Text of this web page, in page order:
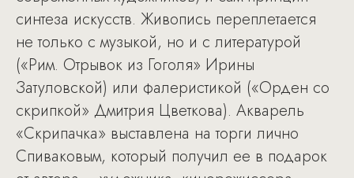
синтеза искусств. Живопись переплетается
не только с музыкой, но и с литературой
(«Рим. Отрывок из Гоголя» Ирины
Затуловской) или фалеристикой («Орден со
скрипкой» Дмитрия Цветкова). Акварель
«Скрипачка» выставлена на торги лично
Спиваковым, который получил ее в подарок